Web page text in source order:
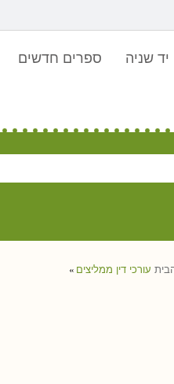
שניה ספרים חדשים
» עורכי דין ממליצים